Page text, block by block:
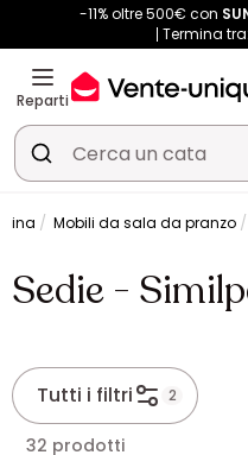
-11% oltre 500€ con
Termina tra:
Reparti
Mobili da sala da pranzo
Sedie -
Tutti i filtri 2
32 prodotti